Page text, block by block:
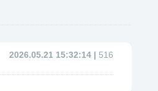
2026.05.21 15:32:14 | 516